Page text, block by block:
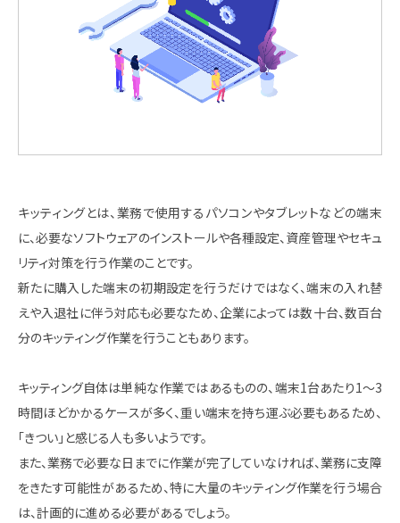
キッティングとは、業務で使用するパソコンやタブレットなどの端末
に、必要なソフトウェアのインストールや各種設定、資産管理やセキュ
リティ対策を行う作業のことです。
新たに購入した端末の初期設定を行うだけではなく、端末の入れ替
えや入退社に伴う対応も必要なため、企業によっては数十台、数百台
分のキッティング作業を行うこともあります。
キッティング自体は単純な作業ではあるものの、端末1台あたり1～3
時間ほどかかるケースが多く、重い端末を持ち運ぶ必要もあるため、
「きつい」と感じる人も多いようです。
また、業務で必要な日までに作業が完了していなければ、業務に支障
をきたす可能性があるため、特に大量のキッティング作業を行う場合
は、計画的に進める必要があるでしょう。